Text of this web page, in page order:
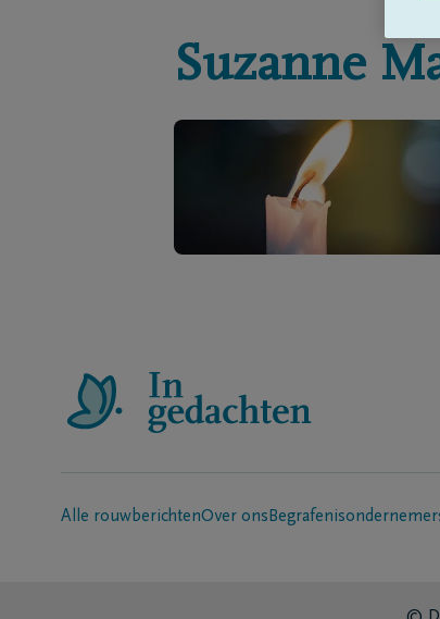
Suzanne
Alle rouwberichtenOver ons